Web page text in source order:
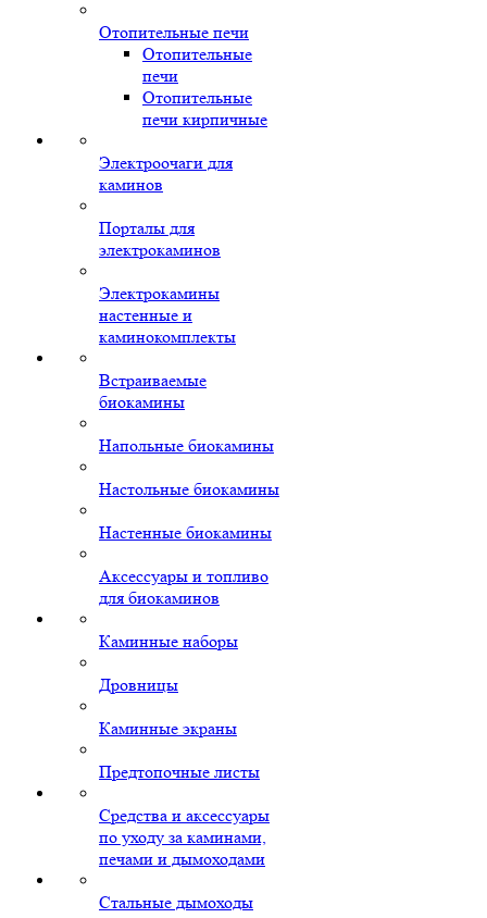
Отопительные печи
Отопительные
печи
Отопительные
печи кирпичные
Электроочаги для
каминов
Порталы для
электрокаминов
Электрокамины
настенные и
каминокомплекты
Встраиваемые
биокамины
Напольные биокамины
Настольные биокамины
Настенные биокамины
Аксессуары и топливо
для биокаминов
Каминные наборы
Дровницы
Каминные экраны
Предтопочные листы
Средства и аксессуары
по уходу за каминами,
печами и дымоходами
Стальные дымоходы